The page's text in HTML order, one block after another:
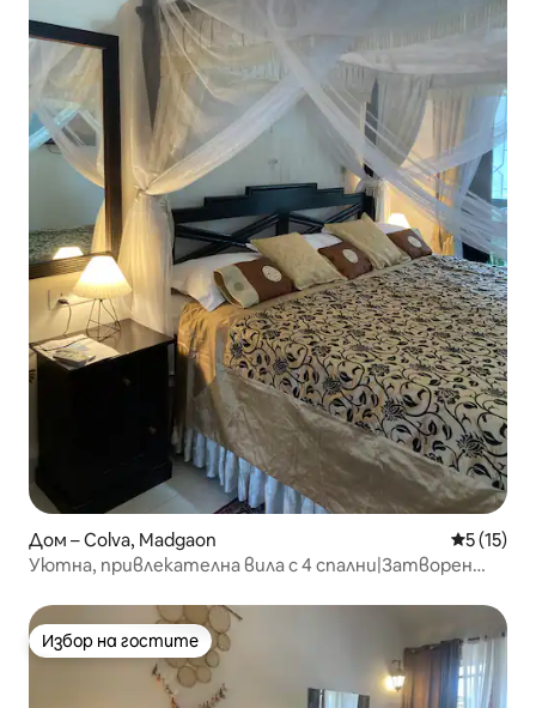
Дом – Colva, Madgaon Средна
5 (15)
Уютна, привлекателна вила с 4 спални|Затворен
Избор на гостите
Избор на гостите